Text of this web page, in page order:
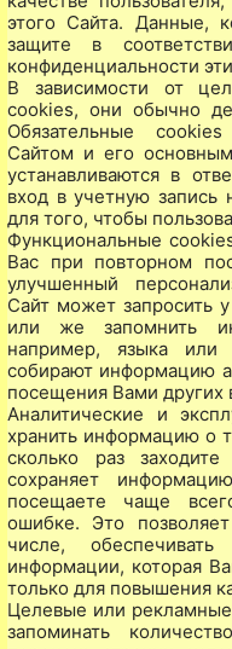
этого Сайта. Данные,
защите в
конфиденциальности
В зависимости от
cookies, они обычно
Обязательные
Сайтом и его
устанавливаются в
вход в учетную
для того, чтобы
Функциональные
Вас при повторном
улучшенный
Сайт может запросить
или же запомнить
например, языка или
собирают информацию
посещения Вами других
Аналитические и
хранить информацию о
сколько раз
сохраняет
посещаете чаще
ошибке. Это
числе,
информации, которая
только для повышения
Целевые или
запоминать